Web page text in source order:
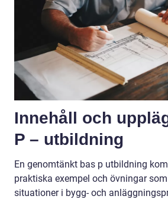
Innehåll och
P – utbildning
En genomtänkt bas p utbildning
praktiska exempel och övningar
situationer i bygg- och